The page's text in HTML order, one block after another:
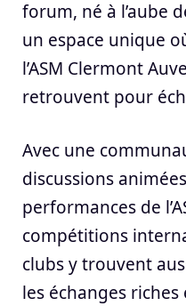
forum, né à l’aube
un espace unique
l’ASM Clermont
retrouvent pour
Avec une
discussions
performances de
compétitions
clubs y trouvent
les échanges riches